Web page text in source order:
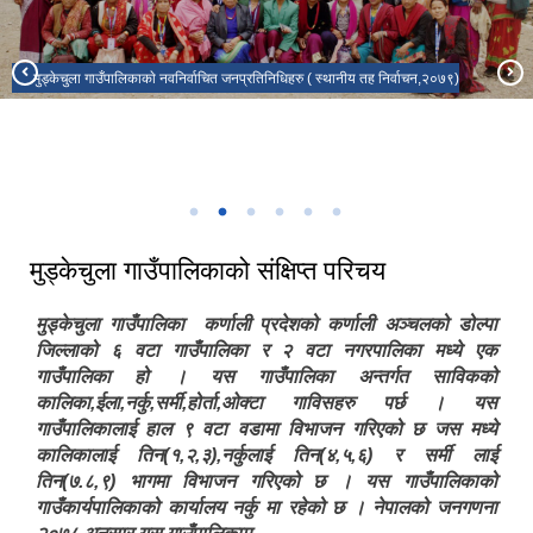
मुड्केचुला गाउँपालिकाकाे नवनिर्वाचित जनप्रतिनिधिहरु ( स्थानीय तह निर्वाचन,२०७९)
मुड्केचुला गाउँपालिकाको संक्षिप्त परिचय
मुड्केचुला गाउँपालिका कर्णाली प्रदेशको कर्णाली अञ्चलको डोल्पा
जिल्लाको ६ वटा गाउँपालिका र २ वटा नगरपालिका मध्ये एक
गाउँपालिका हो । यस गाउँपालिका अन्तर्गत साविकको
कालिका,ईला,नर्कु,सर्मी,होर्ता,ओक्टा गाविसहरु पर्छ । यस
गाउँपालिकालाई हाल ९ वटा वडामा विभाजन गरिएको छ जस मध्ये
कालिकालाई तिन(१,२,३),नर्कुलाई तिन(४,५,६) र सर्मी लाई
तिन(७.८,९) भागमा विभाजन गरिएको छ । यस गाउँपालिकाको
गाउँकार्यपालिकाको कार्यालय नर्कु मा रहेको छ । नेपालको जनगणना